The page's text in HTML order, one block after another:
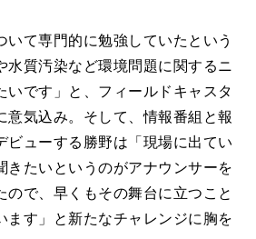
て専門的に勉強していたという
水質汚染など環境問題に関するニ
いです」と、フィールドキャスタ
意気込み。そして、情報番組と報
ビューする勝野は「現場に出てい
きたいというのがアナウンサーを
で、早くもその舞台に立つこと
ます」と新たなチャレンジに胸を